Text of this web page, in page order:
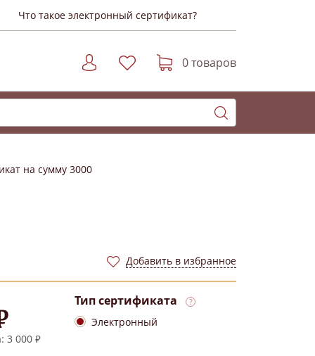
Что такое электронный сертификат?
0 товаров
на сумму 3000
Добавить в избранное
3 000 ₽
Тип сертификата
Электронный